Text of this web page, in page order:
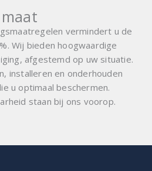
vermindert u de
Wij bieden hoogwaardige
afgestemd op uw situatie.
installeren en onderhouden
u optimaal beschermen.
staan bij ons voorop.